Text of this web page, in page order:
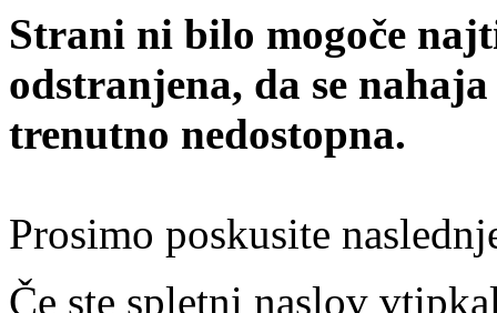
Strani ni bilo mogoče
odstranjena, da se
trenutno nedostopna.
Prosimo poskusite
Če ste spletni naslov